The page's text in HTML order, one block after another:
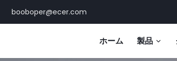
booboper@ecer.com
ホーム 製品